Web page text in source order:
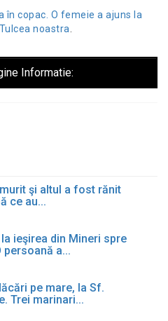
în copac. O femeie a ajuns la
Tulcea noastra.
Informatie:
şi altul a fost rănit
ce au...
ieşirea din Mineri spre
persoană a...
pe mare, la Sf.
Trei marinari...